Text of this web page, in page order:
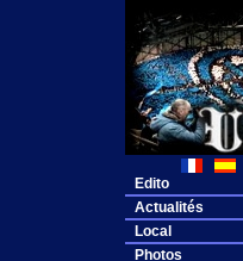
Edito
Actualités
Local
Photos